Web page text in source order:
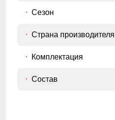
части бедер и
Длина плеч
Сезон
Страна производителя
Комплектация
Состав